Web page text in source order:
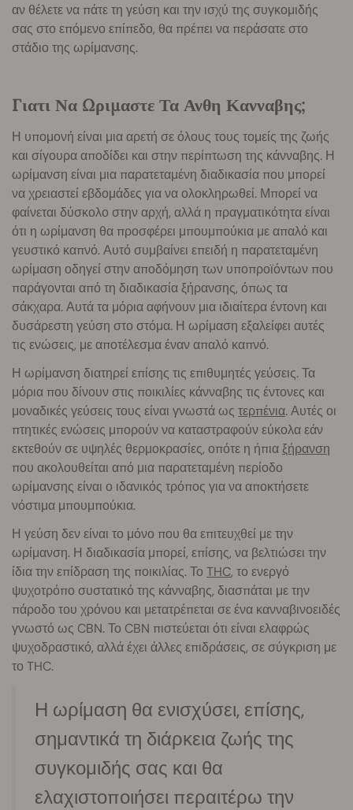
αν θέλετε να πάτε τη γεύση και την ισχύ της συγκομιδής
σας στο επόμενο επίπεδο, θα πρέπει να περάσατε στο
στάδιο της ωρίμανσης.
Γιατι Να Ωριμαστε Τα Ανθη Κανναβης;
Η υπομονή είναι μια αρετή σε όλους τους τομείς της ζωής
και σίγουρα αποδίδει και στην περίπτωση της κάνναβης. Η
ωρίμανση είναι μια παρατεταμένη διαδικασία που μπορεί
να χρειαστεί εβδομάδες για να ολοκληρωθεί. Μπορεί να
φαίνεται δύσκολο στην αρχή, αλλά η πραγματικότητα είναι
ότι η ωρίμανση θα προσφέρει μπουμπούκια με απαλό και
γευστικό καπνό. Αυτό συμβαίνει επειδή η παρατεταμένη
ωρίμαση οδηγεί στην αποδόμηση των υποπροϊόντων που
παράγονται από τη διαδικασία ξήρανσης, όπως τα
σάκχαρα. Αυτά τα μόρια αφήνουν μια ιδιαίτερα έντονη και
δυσάρεστη γεύση στο στόμα. Η ωρίμαση εξαλείφει αυτές
τις ενώσεις, με αποτέλεσμα έναν απαλό καπνό.
Η ωρίμανση διατηρεί επίσης τις επιθυμητές γεύσεις. Τα
μόρια που δίνουν στις ποικιλίες κάνναβης τις έντονες και
μοναδικές γεύσεις τους είναι γνωστά ως τερπένια. Αυτές οι
πτητικές ενώσεις μπορούν να καταστραφούν εύκολα εάν
εκτεθούν σε υψηλές θερμοκρασίες, οπότε η ήπια ξήρανση
που ακολουθείται από μια παρατεταμένη περίοδο
ωρίμανσης είναι ο ιδανικός τρόπος για να αποκτήσετε
νόστιμα μπουμπούκια.
Η γεύση δεν είναι το μόνο που θα επιτευχθεί με την
ωρίμανση. Η διαδικασία μπορεί, επίσης, να βελτιώσει την
ίδια την επίδραση της ποικιλίας. Το THC, το ενεργό
ψυχοτρόπο συστατικό της κάνναβης, διασπάται με την
πάροδο του χρόνου και μετατρέπεται σε ένα κανναβινοειδές
γνωστό ως CBN. Το CBN πιστεύεται ότι είναι ελαφρώς
ψυχοδραστικό, αλλά έχει άλλες επιδράσεις, σε σύγκριση με
το THC.
Η ωρίμαση θα ενισχύσει, επίσης,
σημαντικά τη διάρκεια ζωής της
συγκομιδής σας και θα
ελαχιστοποιήσει περαιτέρω την